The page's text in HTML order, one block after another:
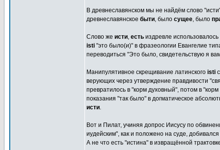
В древнеславянском мы не найдём слово
древнеславянское быти, было сущее, было
Слово же исти, есть издревле
isti "это было(и)" в фразеологии Евангелие
переводиться "Это было, свидетельствую я
Манипулятивное скрещивание латинского isti
верующих через утверждение правдивости
превратилось в "корм духовный", потом в
показания "так было" в догматическое
исти.
Вот и Пилат, учиняя допрос Иисусу по
иудейским", как и положено на суде,
А не что есть "истина" в извращённой